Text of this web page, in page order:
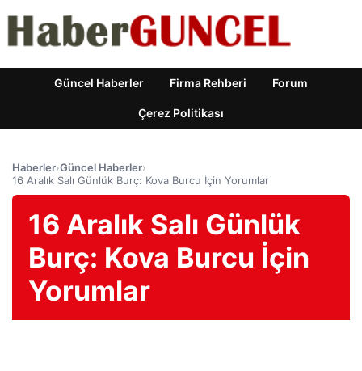
Güncel Haberler Firma Rehberi Forum
Çerez Politikası
Haberler›Güncel Haberler›
16 Aralık Salı Günlük Burç: Kova Burcu İçin Yorumlar
16 Aralık Salı Günlük
Burç: Kova Burcu İçin
Yorumlar